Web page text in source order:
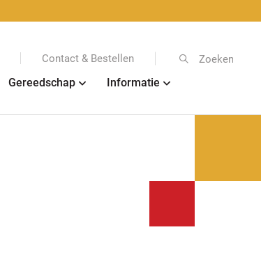
Contact & Bestellen Zoeken
Gereedschap Informatie